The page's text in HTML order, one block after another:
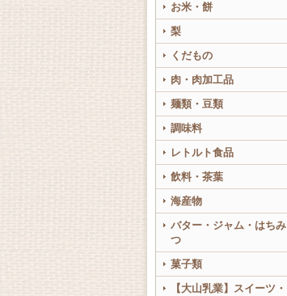
お米・餅
梨
くだもの
肉・肉加工品
麺類・豆類
調味料
レトルト食品
飲料・茶葉
海産物
バター・ジャム・はちみ
つ
菓子類
【大山乳業】スイーツ・